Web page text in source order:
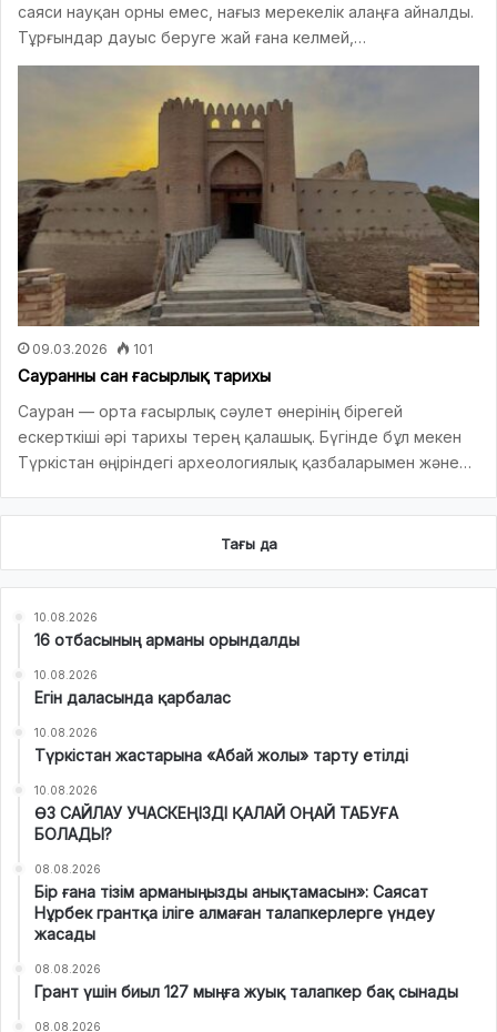
саяси науқан орны емес, нағыз мерекелік алаңға айналды.
Тұрғындар дауыс беруге жай ғана келмей,…
09.03.2026 101
Сауранның сан ғасырлық тарихы
Сауран — орта ғасырлық сәулет өнерінің бірегей
ескерткіші әрі тарихы терең қалашық. Бүгінде бұл мекен
Түркістан өңіріндегі археологиялық қазбаларымен және…
Тағы да
10.08.2026
16 отбасының арманы орындалды
10.08.2026
Егін даласында қарбалас
10.08.2026
Түркістан жастарына «Абай жолы» тарту етілді
10.08.2026
ӨЗ САЙЛАУ УЧАСКЕҢІЗДІ ҚАЛАЙ ОҢАЙ ТАБУҒА
БОЛАДЫ?
08.08.2026
Бір ғана тізім арманыңызды анықтамасын»: Саясат
Нұрбек грантқа іліге алмаған талапкерлерге үндеу
жасады
08.08.2026
Грант үшін биыл 127 мыңға жуық талапкер бақ сынады
08.08.2026